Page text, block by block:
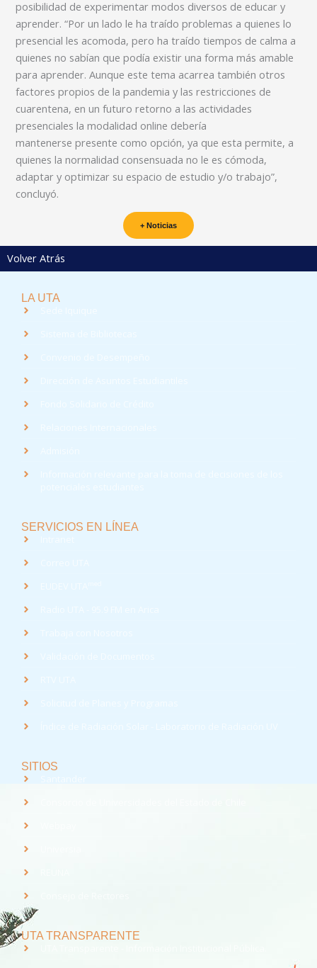
posibilidad de experimentar modos diversos de educar y
aprender. “Por un lado le ha traído problemas a quienes lo
presencial les acomoda, pero ha traído tiempos de calma a
quienes no sabían que podía existir una forma más amable
para aprender. Aunque este tema acarrea también otros
factores propios de la pandemia y las restricciones de
cuarentena, en un futuro retorno a las actividades
presenciales la modalidad online debería
mantenerse presente como opción, ya que esta permite, a
quienes la normalidad consensuada no le es cómoda,
adaptar y optimizar su espacio de estudio y/o trabajo”,
concluyó.
+ Noticias
Volver Atrás
LA UTA
SERVICIOS EN LÍNEA
SITIOS
UTA TRANSPARENTE